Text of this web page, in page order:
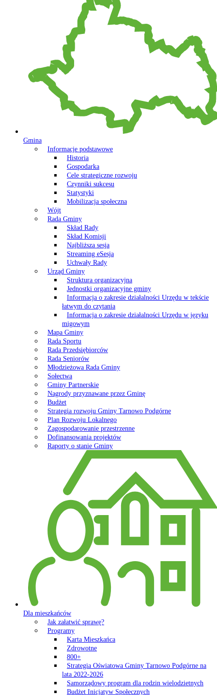
Gmina
Informacje podstawowe
Historia
Gospodarka
Cele strategiczne rozwoju
Czynniki sukcesu
Statystyki
Mobilizacja społeczna
Wójt
Rada Gminy
Skład Rady
Skład Komisji
Najbliższa sesja
Streaming eSesja
Uchwały Rady
Urząd Gminy
Struktura organizacyjna
Jednostki organizacyjne gminy
Informacja o zakresie działalności Urzędu w tekście
łatwym do czytania
Informacja o zakresie działalności Urzędu w języku
migowym
Mapa Gminy
Rada Sportu
Rada Przedsiębiorców
Rada Seniorów
Młodzieżowa Rada Gminy
Sołectwa
Gminy Partnerskie
Nagrody przyznawane przez Gminę
Budżet
Strategia rozwoju Gminy Tarnowo Podgórne
Plan Rozwoju Lokalnego
Zagospodarowanie przestrzenne
Dofinansowania projektów
Raporty o stanie Gminy
Dla mieszkańców
Jak załatwić sprawę?
Programy
Karta Mieszkańca
Zdrowotne
800+
Strategia Oświatowa Gminy Tarnowo Podgórne na
lata 2022-2026
Samorządowy program dla rodzin wielodzietnych
Budżet Inicjatyw Społecznych